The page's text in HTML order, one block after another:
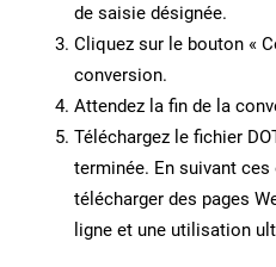
de saisie désignée.
Cliquez sur le bouton «
conversion.
Attendez la fin de la
Téléchargez le fichier
terminée. En suivant
télécharger des pages
ligne et une utilisation